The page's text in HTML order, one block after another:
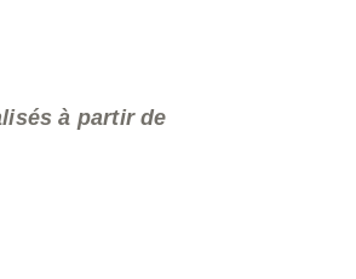
à partir de